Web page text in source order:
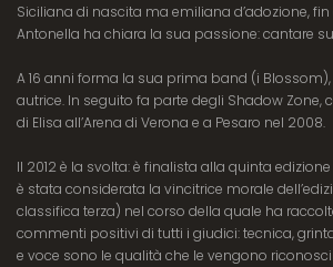
Siciliana di nascita ma emiliana d’adozione,
Antonella ha chiara la sua passione: cantare
A 16 anni forma la sua prima band (i Blossom),
autrice. In seguito fa parte degli Shadow Zone,
di Elisa all’Arena di Verona e a Pesaro nel 2008.
Il 2012 è la svolta: è finalista alla quinta
è stata considerata la vincitrice morale
classifica terza) nel corso della quale ha
commenti positivi di tutti i giudici: tecnica,
e voce sono le qualità che le vengono